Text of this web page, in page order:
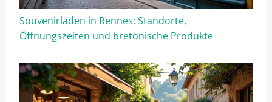
Souvenirläden in Rennes: Standorte,
Öffnungszeiten und bretonische Produkte